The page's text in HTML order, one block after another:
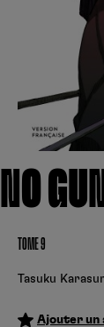
NO
TOME 9
Tasuku
Ajouter un
Se
Hunter
Black